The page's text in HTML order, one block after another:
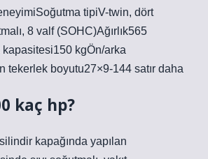
tipiV-twin, dört
8 valf (SOHC)Ağırlık565
kgÖn/arka
tekerlek boyutu27×9-144 satır daha
kaç hp?
kapağında yapılan